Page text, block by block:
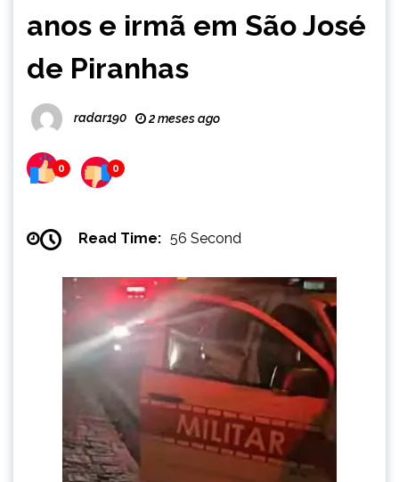
anos e irmã em São José
de Piranhas
radar190 2 meses ago
0 0
Read Time: 56 Second